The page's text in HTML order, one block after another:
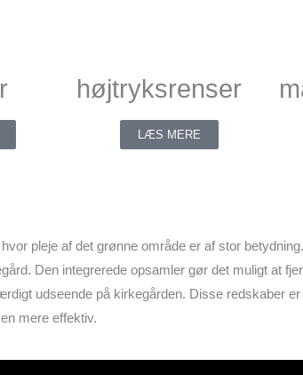
højtryksrenser
LÆS MERE
pleje af det grønne område er af stor
Den integrerede opsamler gør det muligt at
udseende på kirkegården. Disse redskaber er
mere effektiv.